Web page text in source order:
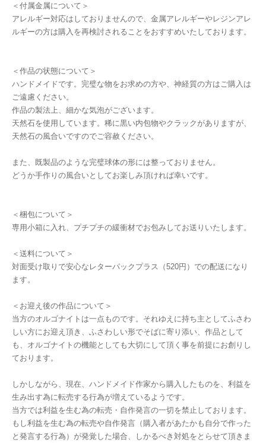
＜付属金属について＞
アレルギー対応はしておりませんので、金属アレルギーやレジンアレ
ルギーの方は購入を再検討されることをおすすめいたしております。
＜作品の状態について＞
ハンドメイドです。完璧な物をお求めの方や、神経質の方はご購入は
ご遠慮ください。
作品の製法上、細かな気泡がございます。
天然石を使用しています。稀に黒い内包物やクラックがありますが、
天然石の風合いですのでご容赦ください。
また、既製品のような完璧球体の形には整っておりません。
どうか手作りの風合いとしてお楽しみ頂ければ幸いです。
＜梱包について＞
専用小箱に入れ、プチプチの緩衝材でお包みしてお送りいたします。
＜送料について＞
対面受け取りで安心なレターパックプラス（520円）での配送になり
ます。
＜お迎え後の作品について＞
当方のオルゴナイトは一点ものです。それゆえに持ち主としてふさわ
しい方にお迎え頂き、ふさわしい形でそばに寄り添い、作品として
も、オルゴナイトの機能としても大切にして頂く事を前提にお創りし
ております。
しかしながら、現在、ハンドメイド作家から購入したものを、利益を
生み出す為に転売する行為が増えているようです。
当方では利益を生む為の転売・自作発言の一切を禁止しております。
もし利益を生む為の転売や自作発言（購入者があたかも自分で作った
と発言する行為）が発覚した場合、しかるべき対処をとらせて頂きま